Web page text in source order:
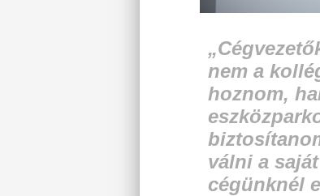
nem a
hoznom,
válni a
cégünknél